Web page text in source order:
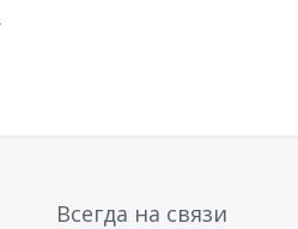
Всегда на связи